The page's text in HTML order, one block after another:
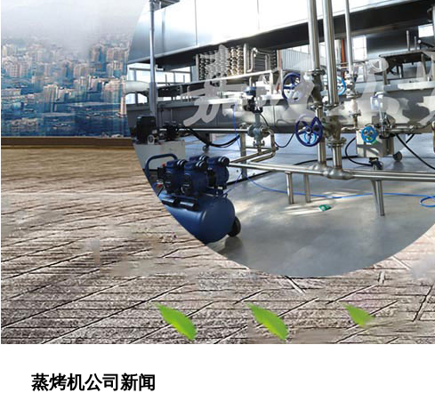
蒸烤机公司新闻